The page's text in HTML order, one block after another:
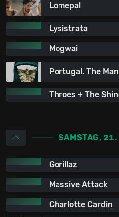
Lomepal
Lysistrata
Mogwai
Portugal. The Man
Throes + The
SAMSTAG,
Gorillaz
Massive Attack
Charlotte Cardin